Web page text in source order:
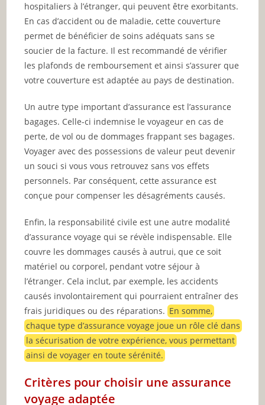
hospitaliers à l’étranger, qui peuvent être exorbitants.
En cas d’accident ou de maladie, cette couverture
permet de bénéficier de soins adéquats sans se
soucier de la facture. Il est recommandé de vérifier
les plafonds de remboursement et ainsi s’assurer que
votre couverture est adaptée au pays de destination.
Un autre type important d’assurance est l’assurance
bagages. Celle-ci indemnise le voyageur en cas de
perte, de vol ou de dommages frappant ses bagages.
Voyager avec des possessions de valeur peut devenir
un souci si vous vous retrouvez sans vos effets
personnels. Par conséquent, cette assurance est
conçue pour compenser les désagréments causés.
Enfin, la responsabilité civile est une autre modalité
d’assurance voyage qui se révèle indispensable. Elle
couvre les dommages causés à autrui, que ce soit
matériel ou corporel, pendant votre séjour à
l’étranger. Cela inclut, par exemple, les accidents
causés involontairement qui pourraient entraîner des
frais juridiques ou des réparations.En somme,
chaque type d’assurance voyage joue un rôle clé dans
la sécurisation de votre expérience, vous permettant
ainsi de voyager en toute sérénité.
Critères pour choisir une assurance
voyage adaptée